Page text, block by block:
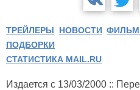
ТРЕЙЛЕРЫ НОВОСТИ
ПОДБОРКИ
СТАТИСТИКА MAIL.RU
Издается с 13/03/2000 ::